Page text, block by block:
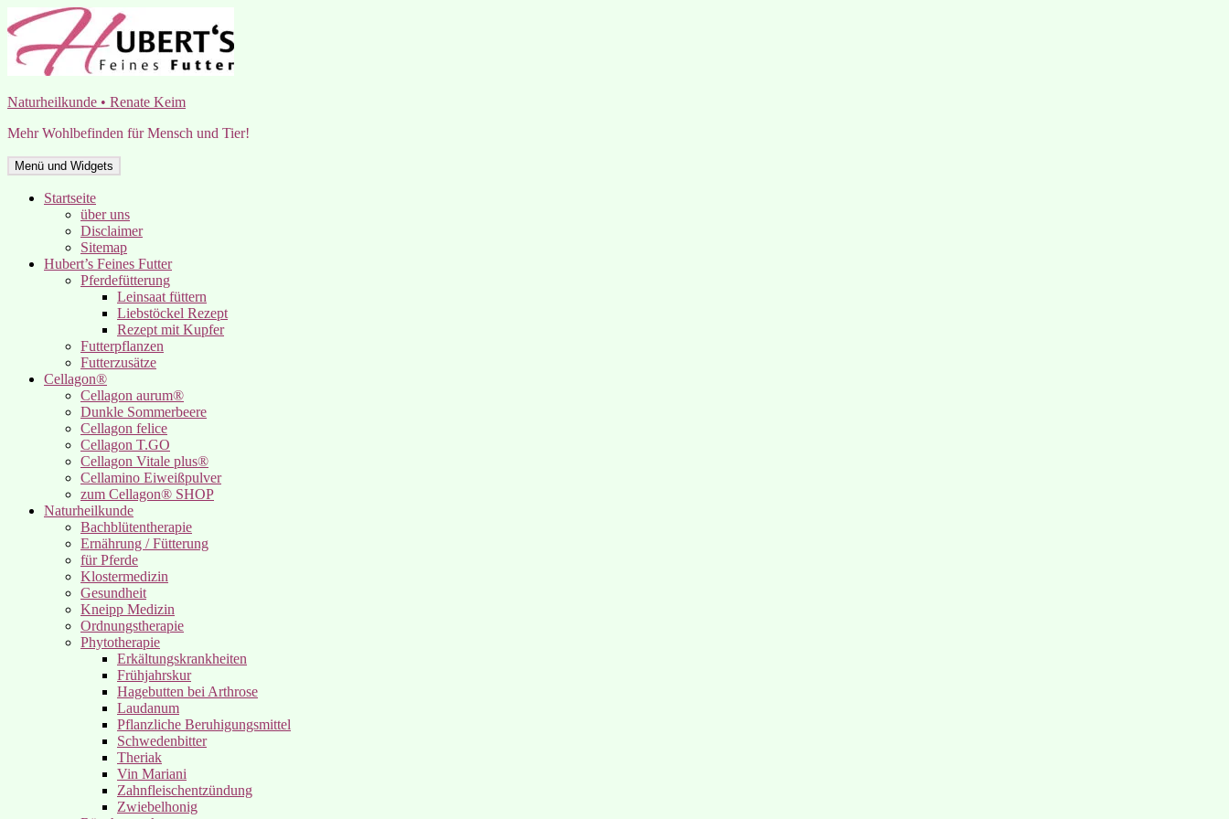
Zum
Inhalt
springen
Naturheilkunde • Renate Keim
Mehr Wohlbefinden für Mensch und Tier!
Menü und Widgets
Startseite
über uns
Disclaimer
Sitemap
Hubert’s Feines Futter
Pferdefütterung
Leinsaat füttern
Liebstöckel Rezept
Rezept mit Kupfer
Futterpflanzen
Futterzusätze
Cellagon®
Cellagon aurum®
Dunkle Sommerbeere
Cellagon felice
Cellagon T.GO
Cellagon Vitale plus®
Cellamino Eiweißpulver
zum Cellagon® SHOP
Naturheilkunde
Bachblütentherapie
Ernährung / Fütterung
für Pferde
Klostermedizin
Gesundheit
Kneipp Medizin
Ordnungstherapie
Phytotherapie
Erkältungskrankheiten
Frühjahrskur
Hagebutten bei Arthrose
Laudanum
Pflanzliche Beruhigungsmittel
Schwedenbitter
Theriak
Vin Mariani
Zahnfleischentzündung
Zwiebelhonig